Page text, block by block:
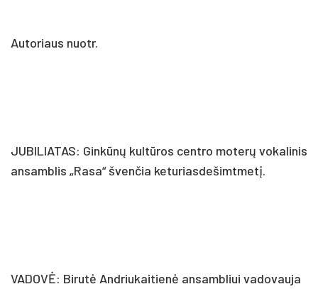
Autoriaus nuotr.
JUBILIATAS: Ginkūnų kultūros centro moterų vokalinis
ansamblis „Rasa“ švenčia keturiasdešimtmetį.
VADOVĖ: Birutė Andriukaitienė ansambliui vadovauja